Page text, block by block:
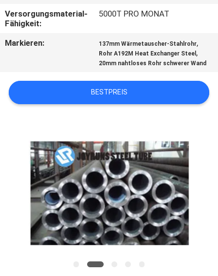
VERBINDUNG
EIN
ZITAT
DATENSCHUTZ-
BESTIMMUNGEN
Versorgungsmaterial-
Fähigkeit:
5000T PRO MONAT
Markieren: 137mm Wärmetauscher-Stahlrohr,
Rohr A192M Heat Exchanger Steel ,
20mm nahtloses Rohr schwerer Wand
BESTPREIS